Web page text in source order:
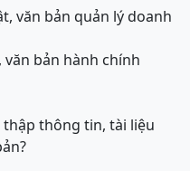
văn bản quản lý doanh
văn bản hành chính
thông tin, tài liệu